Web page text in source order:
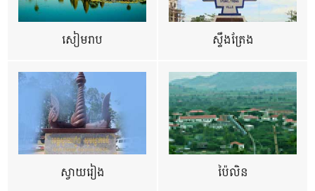
សៀមរាប ស្ទឹងត្រែង
ស្វាយរៀង ប៉ៃលិន